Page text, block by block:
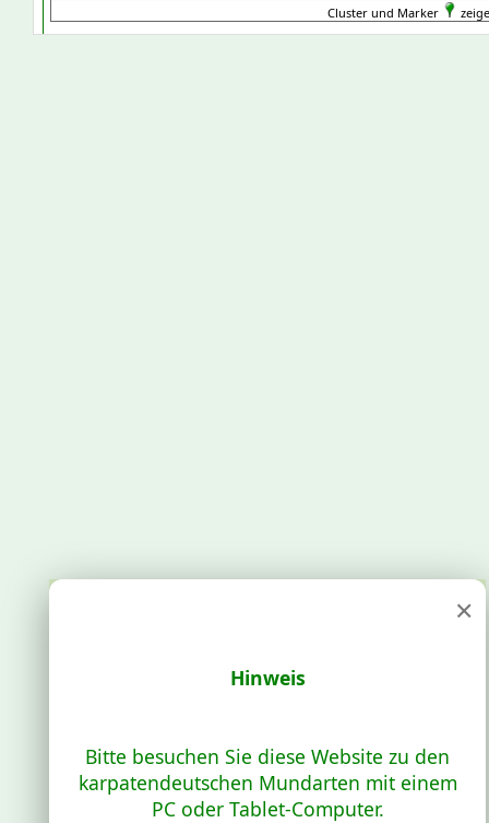
Cluster und Marker
×
Hinweis
Bitte besuchen Sie diese Website zu den
karpatendeutschen Mundarten mit einem
PC oder Tablet-Computer.